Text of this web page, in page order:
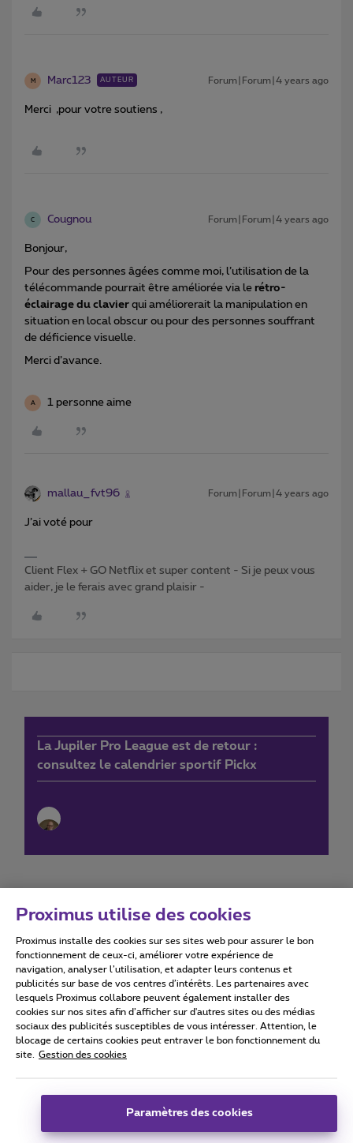
M Marc123 AUTEUR Forum|Forum|4 years ago
Merci ,pour votre soutiens ,
C Cougnou Forum|Forum|4 years ago
Bonjour,
Pour des personnes âgées comme moi, l’utilisation de la
télécommande pourrait être améliorée via le rétro-
éclairage du clavier qui améliorerait la manipulation en
situation en local obscur ou pour des personnes souffrant
de déficience visuelle.
Merci d’avance.
A 1 personne aime
mallau_fvt96 Forum|Forum|4 years ago
J’ai voté pour
Client Flex + GO Netflix et super content - Si je peux vous
aider, je le ferais avec grand plaisir -
La Jupiler Pro League est de retour :
consultez le calendrier sportif Pickx
Conditions d'utilisation Accessibility statement
Tous droits réservés. © 2026 Proximus
Conditions générales, info consommateur
Coordonnées de l’entreprise
Boulevard du Roi Albert II 27 - B-1030 Bruxelles.
Proximus utilise des cookies
Proximus installe des cookies sur ses sites web pour assurer le bon
fonctionnement de ceux-ci, améliorer votre expérience de
navigation, analyser l’utilisation, et adapter leurs contenus et
publicités sur base de vos centres d’intérêts. Les partenaires avec
lesquels Proximus collabore peuvent également installer des
cookies sur nos sites afin d’afficher sur d'autres sites ou des médias
sociaux des publicités susceptibles de vous intéresser. Attention, le
blocage de certains cookies peut entraver le bon fonctionnement du
site.
Gestion des cookies
Paramètres des cookies